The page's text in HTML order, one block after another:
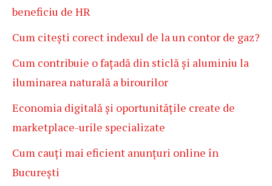
beneficiu de HR
Cum citești corect indexul de la un contor de gaz?
Cum contribuie o fațadă din sticlă și aluminiu la
iluminarea naturală a birourilor
Economia digitală și oportunitățile create de
marketplace-urile specializate
Cum cauți mai eficient anunțuri online în
București